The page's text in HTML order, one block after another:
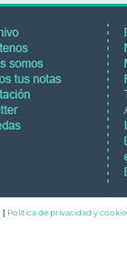
Política de privacidad y